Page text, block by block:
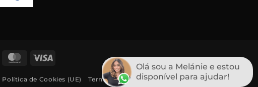
Maestro MasterCard
Visa
Política de Cookies (UE) Termos e Condições
Olá sou a Melánie e estou
disponível para ajudar!